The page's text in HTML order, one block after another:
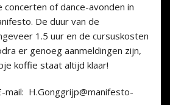
of dance-avonden in
De duur van de
1.5 uur en de cursuskosten
er genoeg aanmeldingen zijn,
koffie staat altijd klaar!
mail: H.Gonggrijp@manifesto-